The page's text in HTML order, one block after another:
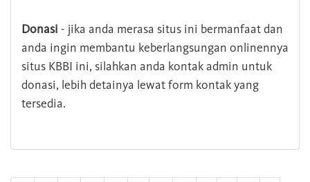
Donasi - jika anda merasa situs ini bermanfaat dan
anda ingin membantu keberlangsungan onlinennya
situs KBBI ini, silahkan anda kontak admin untuk
donasi, lebih detainya lewat form kontak yang
tersedia.